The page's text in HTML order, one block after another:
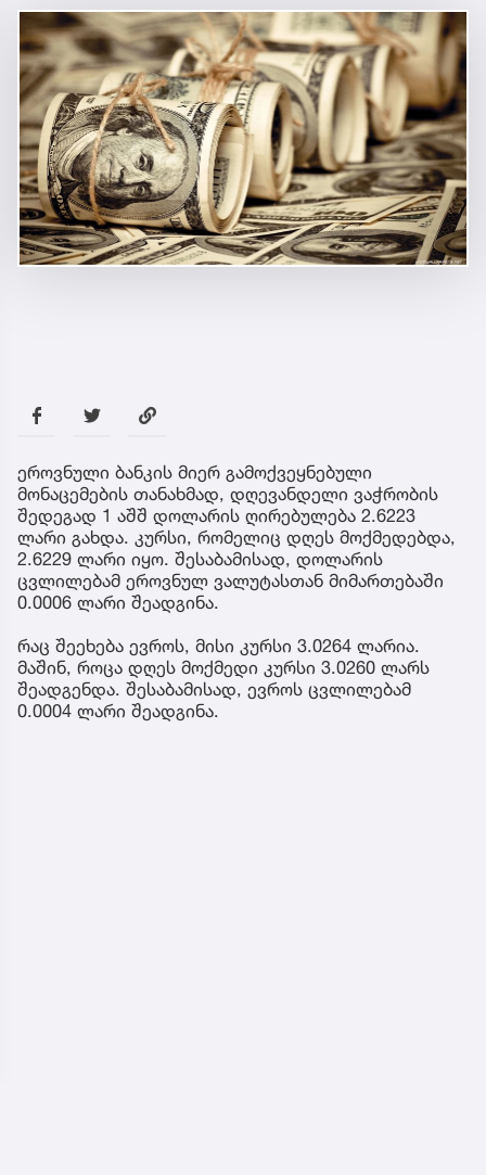
ეროვნული ბანკის მიერ გამოქვეყნებული
მონაცემების თანახმად, დღევანდელი ვაჭრობის
შედეგად 1 აშშ დოლარის ღირებულება 2.6223
ლარი გახდა. კურსი, რომელიც დღეს მოქმედებდა,
2.6229 ლარი იყო. შესაბამისად, დოლარის
ცვლილებამ ეროვნულ ვალუტასთან მიმართებაში
0.0006 ლარი შეადგინა.
რაც შეეხება ევროს, მისი კურსი 3.0264 ლარია.
მაშინ, როცა დღეს მოქმედი კურსი 3.0260 ლარს
შეადგენდა. შესაბამისად, ევროს ცვლილებამ
0.0004 ლარი შეადგინა.